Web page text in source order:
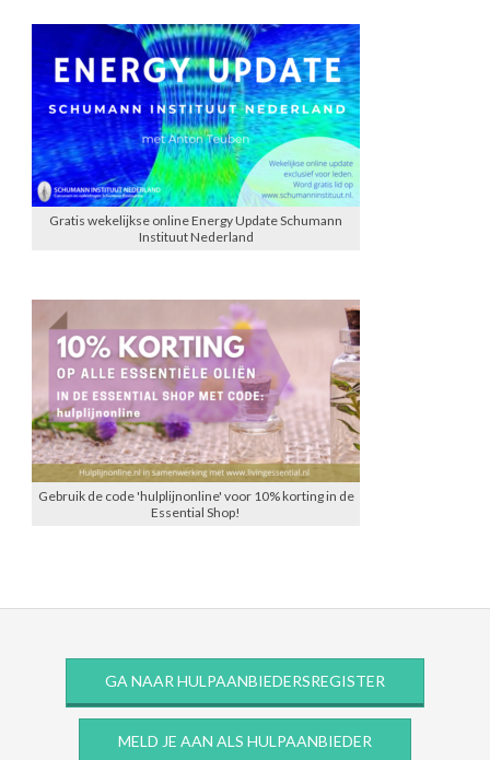
Gratis wekelijkse online Energy Update Schumann
Instituut Nederland
Gebruik de code 'hulplijnonline' voor 10% korting in de
Essential Shop!
GA NAAR HULPAANBIEDERSREGISTER
MELD JE AAN ALS HULPAANBIEDER